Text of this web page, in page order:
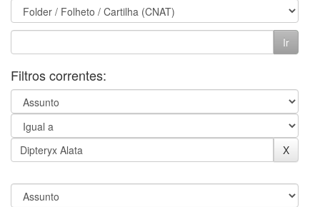
Filtros correntes: